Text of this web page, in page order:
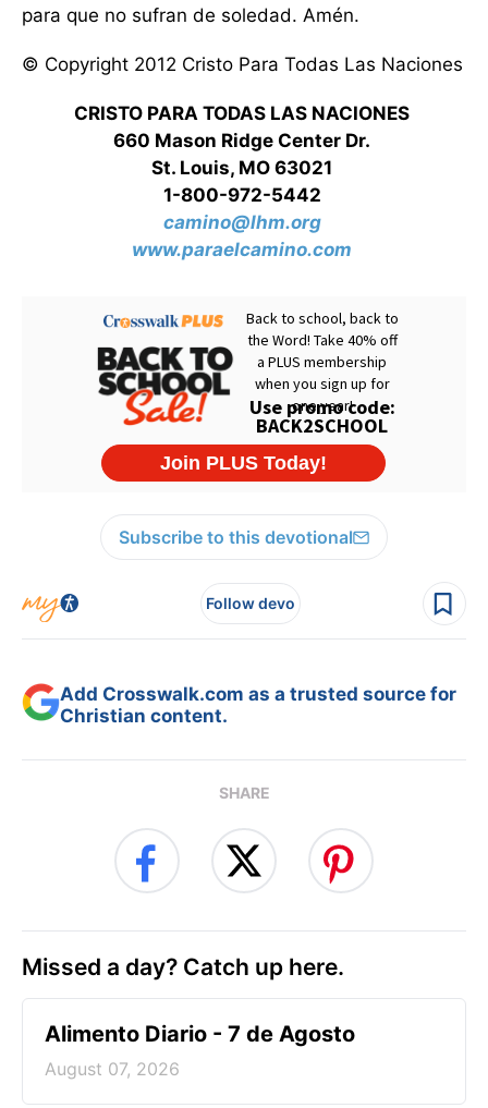
para que no sufran de soledad. Amén.
© Copyright 2012 Cristo Para Todas Las Naciones
CRISTO PARA TODAS LAS NACIONES
660 Mason Ridge Center Dr.
St. Louis, MO 63021
1-800-972-5442
camino@lhm.org
www.paraelcamino.com
Subscribe to this devotional
Follow devo
Add Crosswalk.com as a trusted source for
Christian content.
SHARE
Missed a day? Catch up here.
Alimento Diario - 7 de Agosto
August 07, 2026